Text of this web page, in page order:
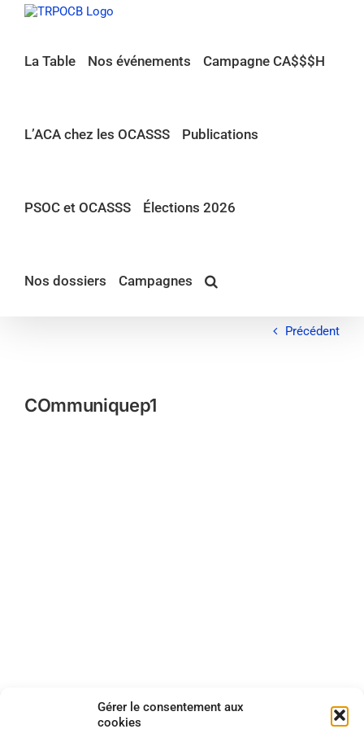
Gérer le consentement aux
cookies
Passer
La Table Nos événements Campagne CA$$$H
L’ACA chez les OCASSS Publications
PSOC et OCASSS Élections 2026
Nos dossiers Campagnes
Précédent
COmmuniquep1